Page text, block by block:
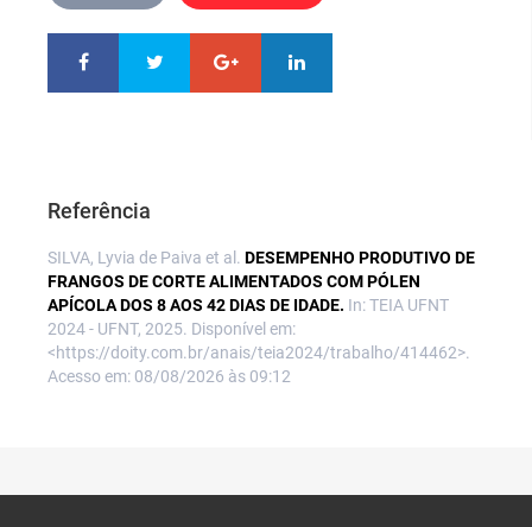
Referência
SILVA, Lyvia de Paiva et al. DESEMPENHO PRODUTIVO DE
FRANGOS DE CORTE ALIMENTADOS COM PÓLEN
APÍCOLA DOS 8 AOS 42 DIAS DE IDADE. In: TEIA UFNT
2024 - UFNT, 2025. Disponível em:
<https://doity.com.br/anais/teia2024/trabalho/414462>.
Acesso em: 08/08/2026 às 09:12